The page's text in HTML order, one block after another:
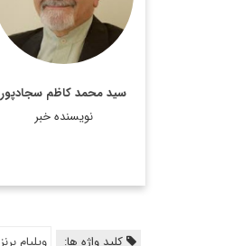
سید محمد کاظم سجادپور
نویسنده خبر
خارجه، دیپلمات ایرانی،
استاد تمام در رشته روابط
علمی دانشکده روابط
بین‌الملل وزارت امور خارجه
کلید واژه ها: ویلیام برنز